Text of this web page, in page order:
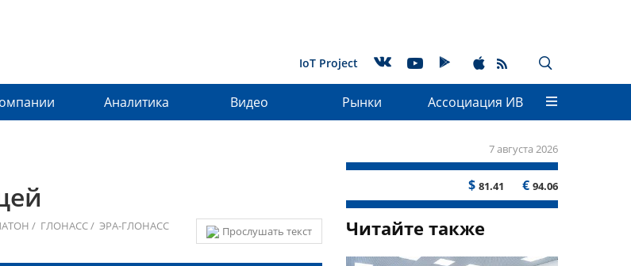
IoT Project
Аналитика Видео Рынки Ассоциация ИВ
7 августа 2026
$ 81.41 € 94.06
Прослушать текст
/ ГЛОНАСС/ ЭРА-ГЛОНАСС
Читайте также